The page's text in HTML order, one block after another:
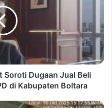
Soroti Dugaan Jual Beli
di Kabupaten Boltara